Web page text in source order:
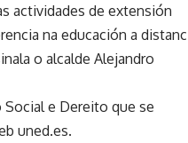
actividades de extensión
na educación a
o alcalde Alejandro
e Dereito que se
uned.es.